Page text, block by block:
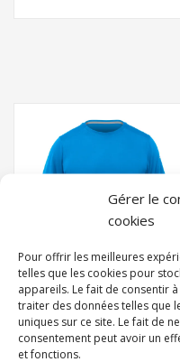
Gérer le
cookies
Pour offrir les meilleures
telles que les cookies pour
appareils. Le fait de consentir
traiter des données telles que
uniques sur ce site. Le fait de
consentement peut avoir un
et fonctions.
MENS ZHIKDRY LT
SHORT SLEEVE TOP